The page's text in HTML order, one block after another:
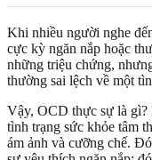
Khi nhiều người nghe
cực kỳ ngăn nắp hoặc
những triệu chứng,
thường sai lệch về một
Vậy, OCD thực sự là
tình trạng sức khỏe tâm
ám ảnh và cưỡng chế.